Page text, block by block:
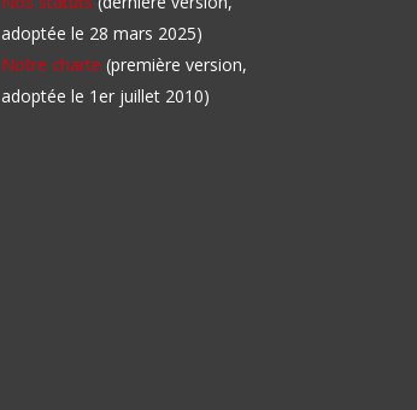
adoptée le 28 mars 2025)
Notre charte (première version,
adoptée le 1er juillet 2010)